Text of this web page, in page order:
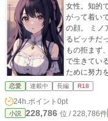
女性。知的
がって着い
の顔。 ミノ
るビッチだった。 男は何人いてもいい、と
もの拒まず
で生きてい
ために努力
のやりくり
いた。 たくさんの男性から愛されているビッチの努力と根性
の物語。 ※世界観は現実とは無関係の架空独自設定ありです
（身分、地位など）。 表紙、
恋愛 連載中 長編 R18
24h.ポイント 0pt
小説 228,786 位 / 228,786件